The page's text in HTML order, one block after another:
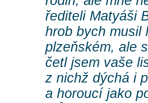
řediteli Matyáši
hrob bych musil
plzeňském, ale
četl jsem vaše
z nichž dýchá i
a horoucí jako